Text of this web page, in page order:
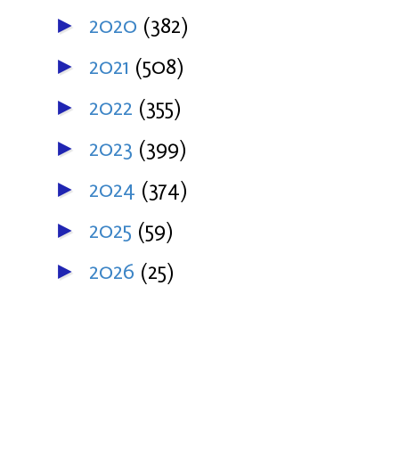
► 2020 (382)
► 2021 (508)
► 2022 (355)
► 2023 (399)
► 2024 (374)
► 2025 (59)
► 2026 (25)